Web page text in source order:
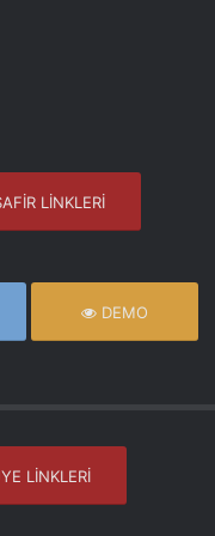
LİNKLERİ
DEMO
LİNKLERİ